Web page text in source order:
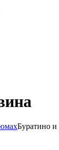
Буратино